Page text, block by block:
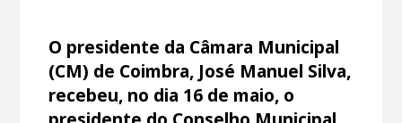
O presidente da Câmara Municipal
(CM) de Coimbra, José Manuel Silva,
recebeu, no dia 16 de maio, o